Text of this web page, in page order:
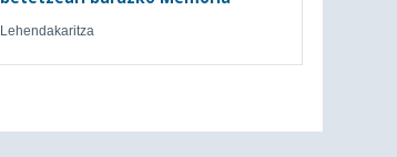
Lehendakaritza